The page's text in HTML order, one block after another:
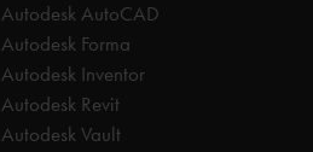
Autodesk AutoCAD
Autodesk Forma
Autodesk Inventor
Autodesk Revit
Autodesk Vault